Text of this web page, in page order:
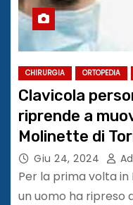
CHIRURGIA ORTOPEDIA
Clavicola
riprende a
Molinette di
Giu 24, 2024
Per la prima volta
un uomo ha ripreso